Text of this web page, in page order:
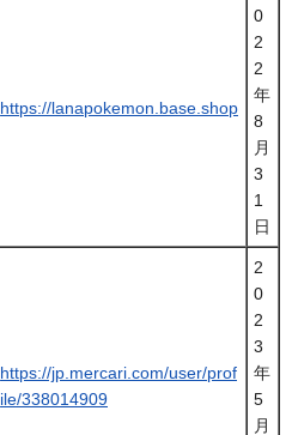
https://lanapokemon.base.shop
0
2
2
年
8
月
3
1
日
https://jp.mercari.com/user/prof
ile/338014909
2
0
2
3
年
5
月